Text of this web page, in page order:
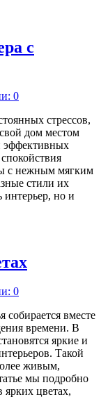
с
0
стрессов,
дом местом
эффективных
с нежным мягким
стили их
интерьер, но и
0
собирается вместе
времени. В
яркие и
Такой
живым,
мы подробно
ярких цветах,